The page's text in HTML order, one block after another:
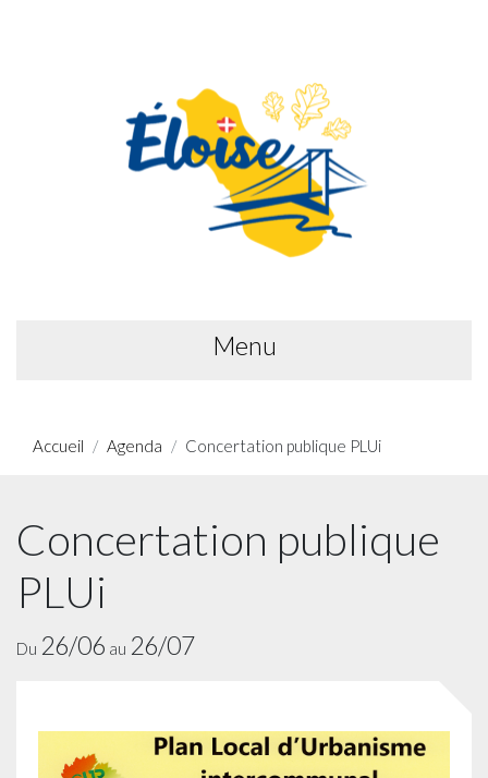
Menu
Accueil Agenda Concertation publique PLUi
Concertation publique
PLUi
Du 26/06 au 26/07